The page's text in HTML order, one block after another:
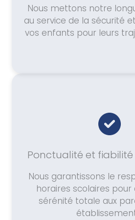
Nous mettons notre
au service de la sécurité
vos enfants pour leurs
Ponctualité et fiabilité
Nous garantissons le
horaires scolaires pour
sérénité totale aux